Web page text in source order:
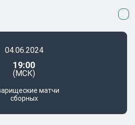
04.06.2024
19:00
(МСК)
матчи
сборных